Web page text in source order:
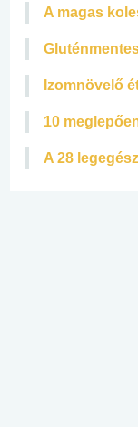
A magas
Izomnövelő
10
A 28